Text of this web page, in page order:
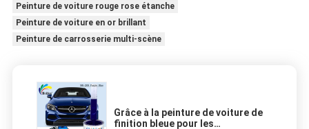
Peinture de voiture rouge rose étanche
Peinture de voiture en or brillant
Peinture de carrosserie multi-scène
Grâce à la peinture de voiture de
finition bleue pour les